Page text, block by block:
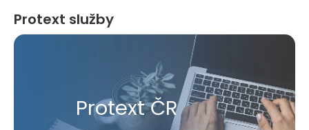
Protext služby
Protext ČR